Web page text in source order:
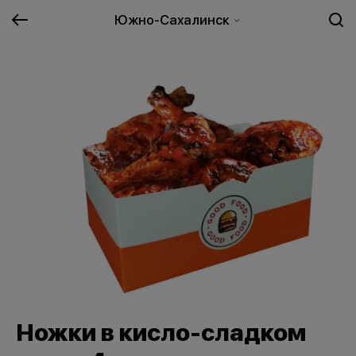
Южно-Сахалинск
Ножки в кисло-сладком